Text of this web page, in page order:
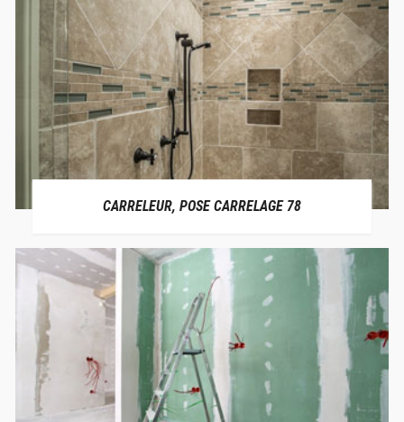
CARRELEUR, POSE CARRELAGE 78